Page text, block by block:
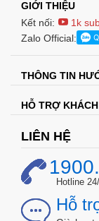
GIỚI THIỆU
Kết nối:
1k
Zalo Official:
THÔNG TIN
HỖ TRỢ
LIÊN HỆ
Hotline
Hỗ